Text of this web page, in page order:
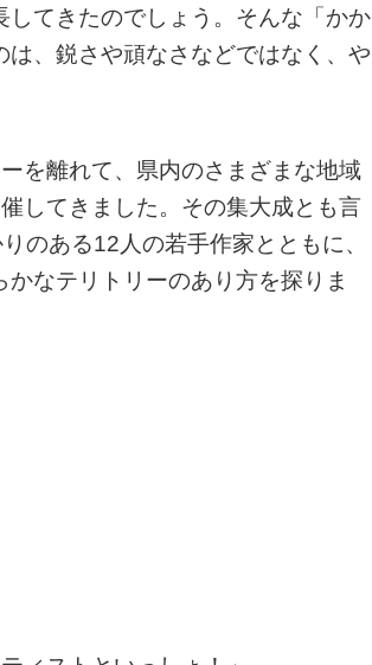
てきたのでしょう。そんな「かか
、鋭さや頑なさなどではなく、や
を離れて、県内のさまざまな地域
してきました。その集大成とも言
のある12人の若手作家とともに、
なテリトリーのあり方を探りま